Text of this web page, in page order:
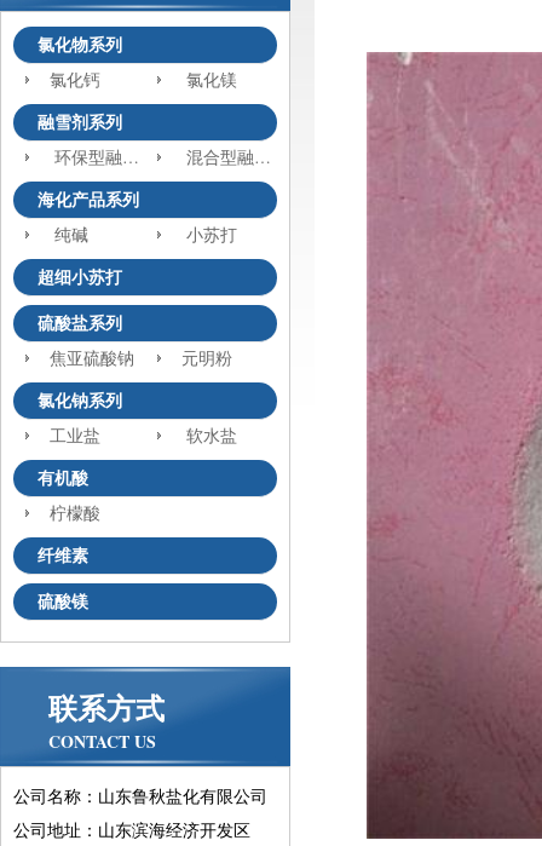
氯化物系列
氯化钙 氯化镁
融雪剂系列
环保型融雪剂 混合型融雪剂
海化产品系列
纯碱 小苏打
超细小苏打
硫酸盐系列
焦亚硫酸钠 元明粉
氯化钠系列
工业盐 软水盐
有机酸
柠檬酸
纤维素
硫酸镁
联系方式
CONTACT US
公司名称：山东鲁秋盐化有限公司
公司地址：山东滨海经济开发区